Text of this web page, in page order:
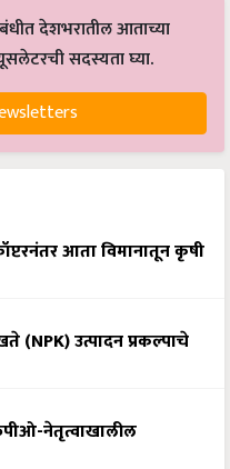
देशभरातील आताच्या
सदस्यता घ्या.
आता विमानातून कृषी
खते (NPK) उत्पादन प्रकल्पाचे
नेतृत्वाखालील